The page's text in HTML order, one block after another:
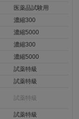
医薬品試験用
濃縮300
濃縮5000
濃縮300
濃縮5000
試薬特級
試薬特級
試薬特級
試薬特級